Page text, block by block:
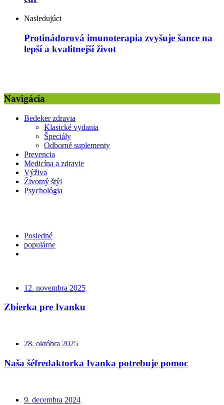
Nasledujúci
Protinádorová imunoterapia zvyšuje šance na
lepší a kvalitnejší život
Navigácia
Bedeker zdravia
Klasické vydania
Špeciály
Odborné suplementy
Prevencia
Medicína a zdravie
Výživa
Životný štýl
Psychológia
Posledné
populárne
12. novembra 2025
Zbierka pre Ivanku
28. októbra 2025
Naša šéfredaktorka Ivanka potrebuje pomoc
9. decembra 2024